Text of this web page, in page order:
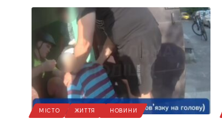
МІСТО ЖИТТЯ НОВИНИ